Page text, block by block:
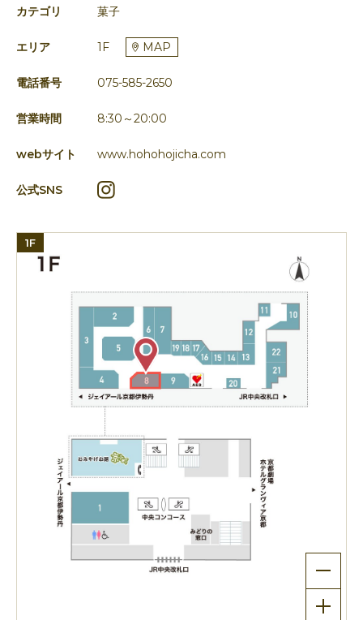
カテゴリ 菓子
エリア 1F MAP
電話番号 075-585-2650
営業時間 8:30～20:00
webサイト www.hohohojicha.com
公式SNS
1F